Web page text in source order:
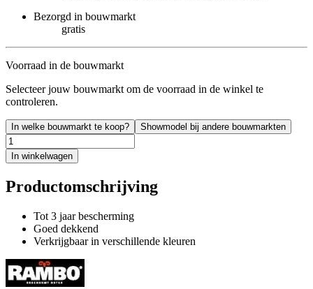
Bezorgd in bouwmarkt
gratis
Voorraad in de bouwmarkt
Selecteer jouw bouwmarkt om de voorraad in de winkel te
controleren.
In welke bouwmarkt te koop? Showmodel bij andere bouwmarkten
In winkelwagen
Productomschrijving
Tot 3 jaar bescherming
Goed dekkend
Verkrijgbaar in verschillende kleuren